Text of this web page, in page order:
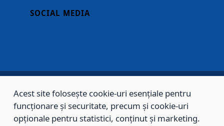
SOCIAL MEDIA
Copyright © 2002 - 2026 - PRIMĂRIA MUNICIPIULUI BRAȘOV, toate drepturile
rezervate.
Acest site folosește cookie-uri esențiale pentru
funcționare și securitate, precum și cookie-uri
opționale pentru statistici, conținut și marketing.